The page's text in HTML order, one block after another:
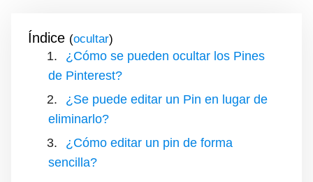
Índice ( )
¿Cómo se pueden ocultar los Pines
de Pinterest?
¿Se puede editar un Pin en lugar de
eliminarlo?
¿Cómo editar un pin de forma
sencilla?